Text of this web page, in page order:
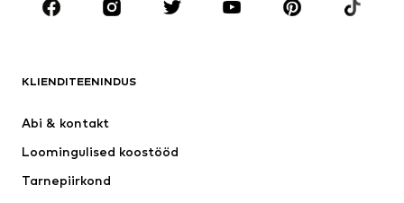
Aksessuaarid
Premium
Uus
Pesu
KLIENDITEENINDUS
Abi & kontakt
Loomingulised koostööd
Tarnepiirkond